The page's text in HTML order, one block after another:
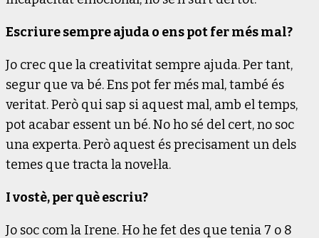
Escriure sempre ajuda o ens pot fer més mal?
Jo crec que la creativitat sempre ajuda. Per tant,
segur que va bé. Ens pot fer més mal, també és
veritat. Però qui sap si aquest mal, amb el temps,
pot acabar essent un bé. No ho sé del cert, no soc
una experta. Però aquest és precisament un dels
temes que tracta la novel·la.
I vostè, per què escriu?
Jo soc com la Irene. Ho he fet des que tenia 7 o 8